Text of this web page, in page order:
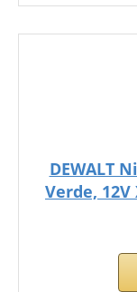
DEWALT
Verde, 12V